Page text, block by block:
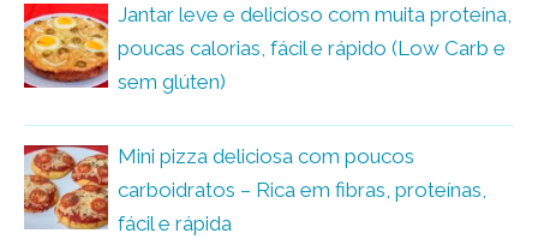
Jantar leve e delicioso com muita proteína,
poucas calorias, fácil e rápido (Low Carb e
sem glúten)
Mini pizza deliciosa com poucos
carboidratos – Rica em fibras, proteínas,
fácil e rápida